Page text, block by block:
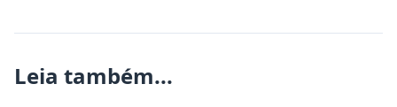
Leia também...